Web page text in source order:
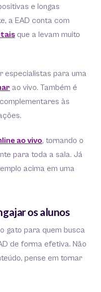
e longas
a EAD conta com
que a levam muito
especialistas para uma
ao vivo. Também é
às
ao vivo, tornando o
para toda a sala. Já
acima em uma
os alunos
gato para quem busca
de forma efetiva. Não
pense em tornar